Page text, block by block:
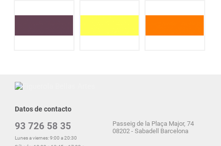
Datos de contacto
93 726 58 35
Lunes a viernes: 9:00 a 20:30
Passeig de la Plaça Major, 74
08202 - Sabadell Barcelona